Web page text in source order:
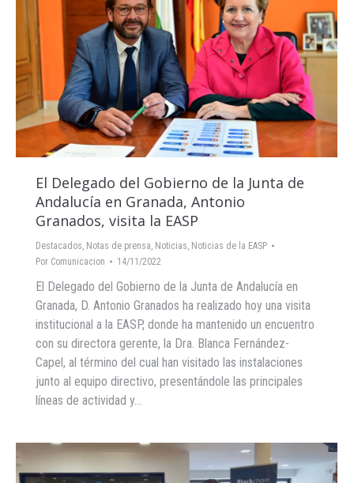
El Delegado del Gobierno de la Junta de
Andalucía en Granada, Antonio
Granados, visita la EASP
Destacados, Notas de prensa, Noticias, Noticias de la EASP
Por Comunicacion 14/11/2022
El Delegado del Gobierno de la Junta de Andalucía en
Granada, D. Antonio Granados ha realizado hoy una visita
institucional a la EASP, donde ha mantenido un encuentro
con su directora gerente, la Dra. Blanca Fernández-
Capel, al término del cual han visitado las instalaciones
junto al equipo directivo, presentándole las principales
líneas de actividad y…